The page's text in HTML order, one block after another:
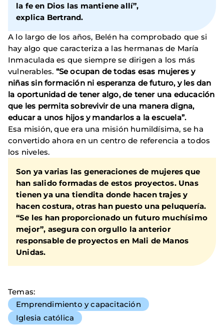
la fe en Dios las mantiene allí”,
explica Bertrand.
A lo largo de los años, Belén ha comprobado que si
hay algo que caracteriza a las hermanas de María
Inmaculada es que siempre se dirigen a los más
vulnerables. “Se ocupan de todas esas mujeres y
niñas sin formación ni esperanza de futuro, y les dan
la oportunidad de tener algo, de tener una educación
que les permita sobrevivir de una manera digna,
educar a unos hijos y mandarlos a la escuela”.
Esa misión, que era una misión humildísima, se ha
convertido ahora en un centro de referencia a todos
los niveles.
Son ya varias las generaciones de mujeres que
han salido formadas de estos proyectos. Unas
tienen ya una tiendita donde hacen trajes y
hacen costura, otras han puesto una peluquería.
“Se les han proporcionado un futuro muchísimo
mejor”, asegura con orgullo la anterior
responsable de proyectos en Mali de Manos
Unidas.
Temas
Emprendimiento y capacitación
Iglesia católica